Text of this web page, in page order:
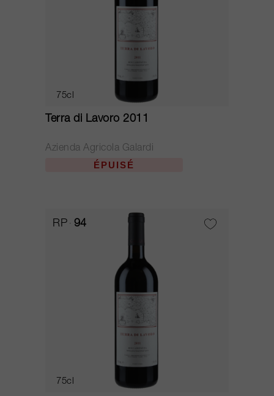
75cl
Terra di Lavoro 2011
Azienda Agricola Galardi
ÉPUISÉ
RP 94
75cl